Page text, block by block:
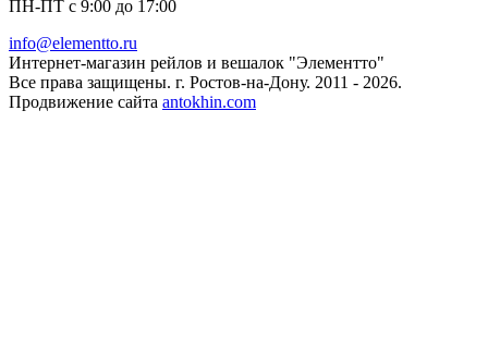
ПН-ПТ с 9:00 до 17:00
info@elementto.ru
Интернет-магазин рейлов и вешалок "Элементто"
Все права защищены. г. Ростов-на-Дону. 2011 - 2026.
Продвижение сайта antokhin.com